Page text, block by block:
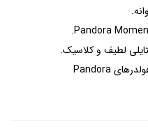
لطیف و کلاسیک.
مناسب برای دستبندها، گردنبندها و هولدرهای Pandora